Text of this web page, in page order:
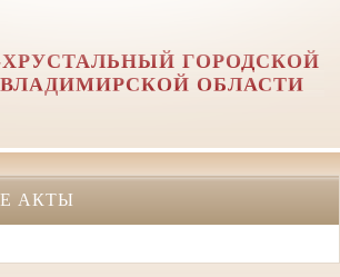
ХРУСТАЛЬНЫЙ ГОРОДСКОЙ
ВЛАДИМИРСКОЙ ОБЛАСТИ
АКТЫ